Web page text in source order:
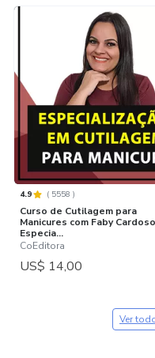
4.9 ( 5558 )
Curso de Cutilagem para
Manicures com Faby
Especia...
CoEditora
US$ 14,00
Ver